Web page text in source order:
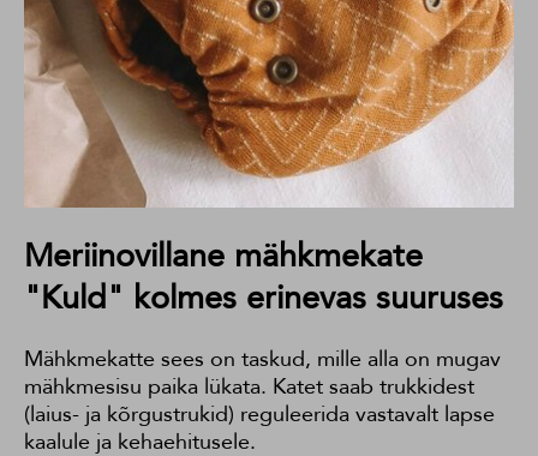
Meriinovillane mähkmekate
"Kuld" kolmes erinevas suuruses
Mähkmekatte sees on taskud, mille alla on mugav
mähkmesisu paika lükata. Katet saab trukkidest
(laius- ja kõrgustrukid) reguleerida vastavalt lapse
kaalule ja kehaehitusele.